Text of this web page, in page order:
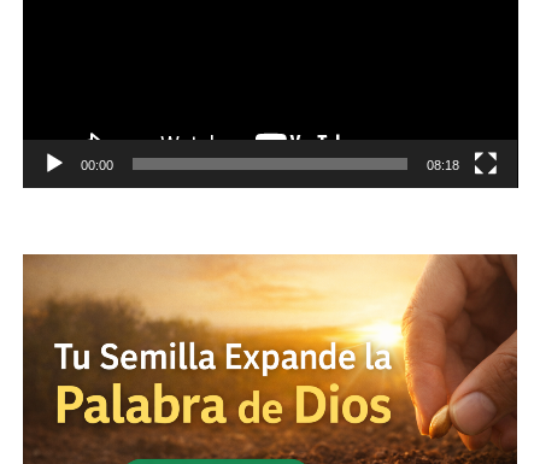
00:00 08:18